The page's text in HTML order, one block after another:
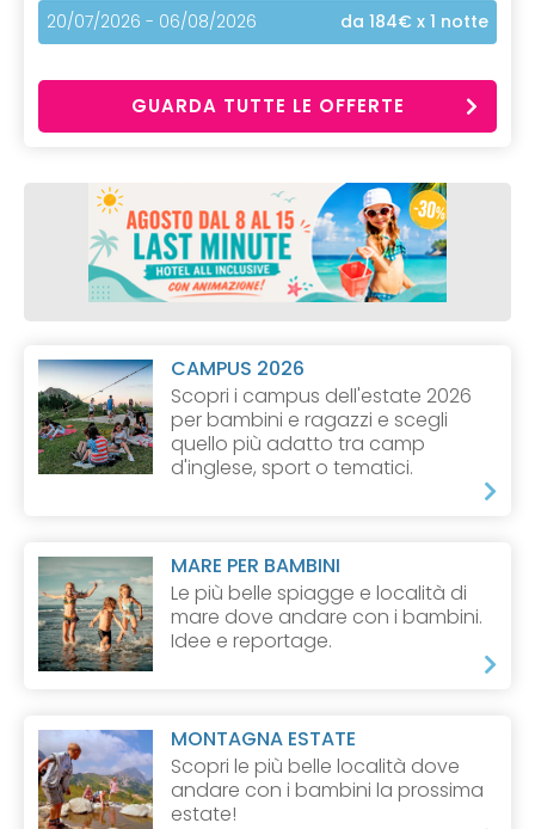
20/07/2026 - 06/08/2026
da 184€ x 1 notte
GUARDA TUTTE LE OFFERTE
CAMPUS 2026
Scopri i campus dell'estate 2026
per bambini e ragazzi e scegli
quello più adatto tra camp
d'inglese, sport o tematici.
MARE PER BAMBINI
Le più belle spiagge e località di
mare dove andare con i bambini.
Idee e reportage.
MONTAGNA ESTATE
Scopri le più belle località dove
andare con i bambini la prossima
estate!